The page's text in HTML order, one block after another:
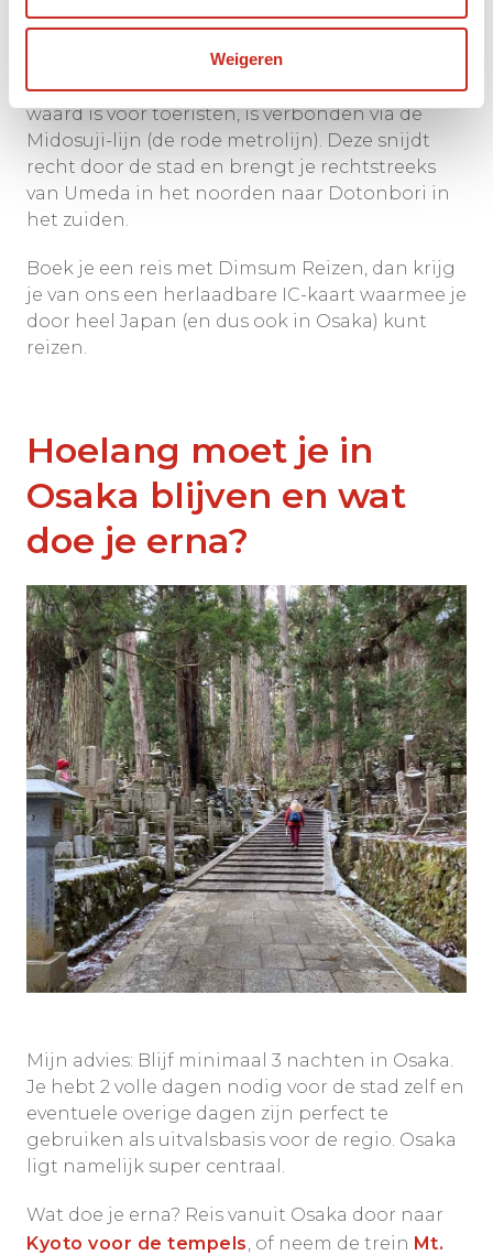
Weigeren
Het metrosysteem van Osaka is ontzettend
goed geregeld. Vrijwel elke wijk die de moeite
waard is voor toeristen, is verbonden via de
Midosuji-lijn (de rode metrolijn). Deze snijdt
recht door de stad en brengt je rechtstreeks
van Umeda in het noorden naar Dotonbori in
het zuiden.
Boek je een reis met Dimsum Reizen, dan krijg
je van ons een herlaadbare IC-kaart waarmee je
door heel Japan (en dus ook in Osaka) kunt
reizen.
Hoelang moet je in
Osaka blijven en wat
doe je erna?
Mijn advies: Blijf minimaal 3 nachten in Osaka.
Je hebt 2 volle dagen nodig voor de stad zelf en
eventuele overige dagen zijn perfect te
gebruiken als uitvalsbasis voor de regio. Osaka
ligt namelijk super centraal.
Wat doe je erna? Reis vanuit Osaka door naar
Kyoto voor de tempels , of neem de trein Mt.